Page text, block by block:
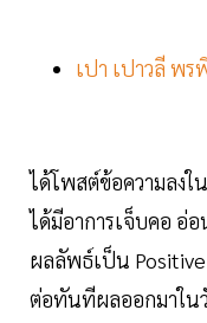
เปา เปาวลี พร
ได้โพสต์ข้อความลง
ได้มีอาการเจ็บคอ อ่
ผลลัพธ์เป็น Positive
ต่อทันทีผลออกมาใน